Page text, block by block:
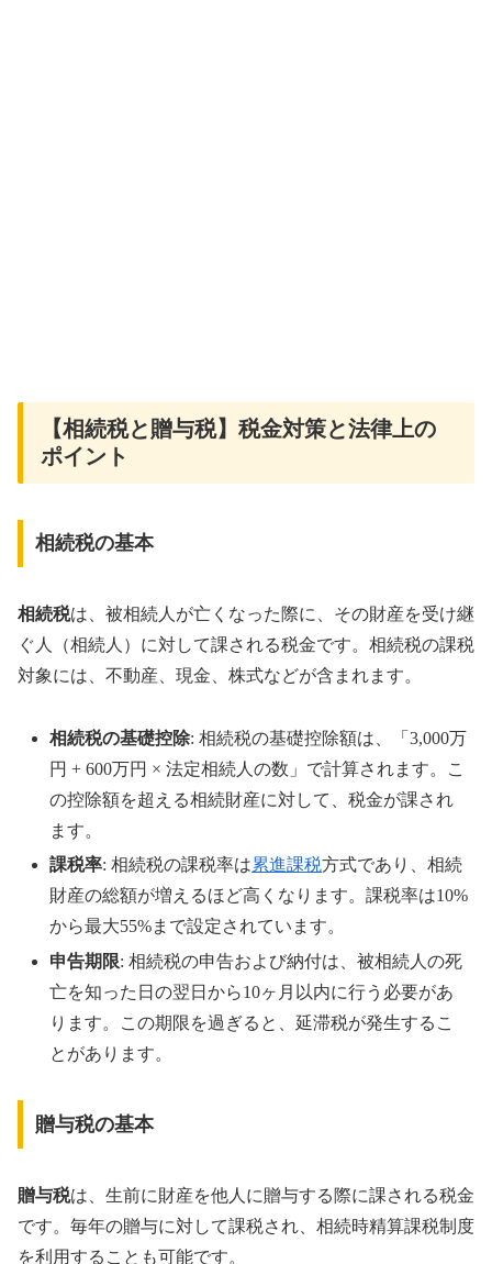
【相続税と贈与税】税金対策と法律上の
ポイント
相続税の基本
相続税は、被相続人が亡くなった際に、その財産を受け継
ぐ人（相続人）に対して課される税金です。相続税の課税
対象には、不動産、現金、株式などが含まれます。
相続税の基礎控除: 相続税の基礎控除額は、「3,000万
円 + 600万円 × 法定相続人の数」で計算されます。こ
の控除額を超える相続財産に対して、税金が課され
ます。
課税率: 相続税の課税率は累進課税方式であり、相続
財産の総額が増えるほど高くなります。課税率は10%
から最大55%まで設定されています。
申告期限: 相続税の申告および納付は、被相続人の死
亡を知った日の翌日から10ヶ月以内に行う必要があ
ります。この期限を過ぎると、延滞税が発生するこ
とがあります。
贈与税の基本
贈与税は、生前に財産を他人に贈与する際に課される税金
です。毎年の贈与に対して課税され、相続時精算課税制度
を利用することも可能です。